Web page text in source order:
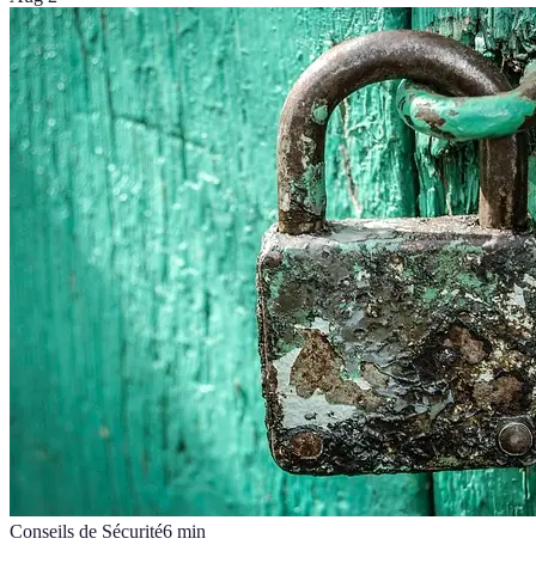
Conseils de Sécurité6 min